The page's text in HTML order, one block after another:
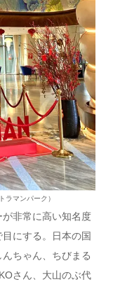
ラマンパーク）
非常に高い知名度
にする。日本の国
ちゃん、ちびまる
さん、大山のぶ代